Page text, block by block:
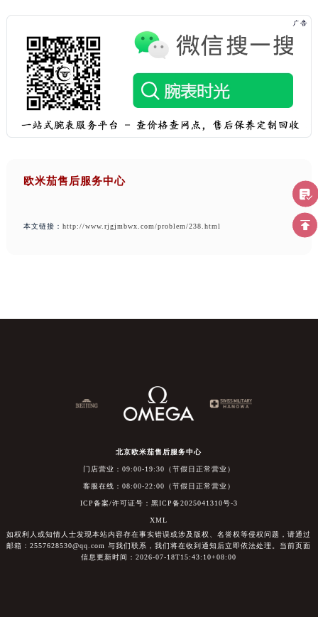
欧米茄售后服务中心
本文链接： http://www.rjgjmbwx.com/problem/238.html
北京欧米茄售后服务中心
门店营业：09:00-19:30（节假日正常营业）
客服在线：08:00-22:00（节假日正常营业）
ICP备案/许可证号：黑ICP备2025041310号-3
XML
如权利人或知情人士发现本站内容存在事实错误或涉及版权、名誉权等侵权问题，请通过
邮箱：2557628530@qq.com 与我们联系，我们将在收到通知后立即依法处理。当前页面
信息更新时间：2026-07-18T15:43:10+08:00